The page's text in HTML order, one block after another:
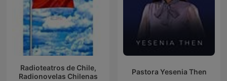
Radioteatros de Chile,
Radionovelas Chilenas
Pastora Yesenia Then